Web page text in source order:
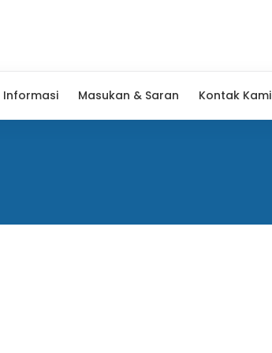
Informasi Masukan & Saran Kontak Kami